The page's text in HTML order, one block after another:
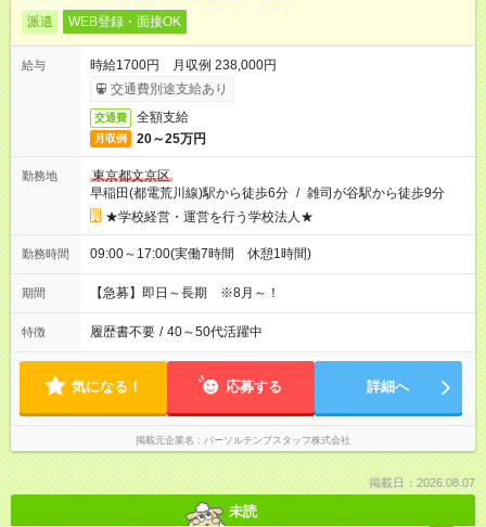
派遣 WEB登録・面接OK
給与
時給1700円 月収例 238,000円
交通費別途支給あり
交通費 全額支給
月収例 20～25万円
勤務地
東京都文京区
早稲田(都電荒川線)駅から徒歩6分 / 雑司が谷駅から徒歩9分
★学校経営・運営を行う学校法人★
勤務時間 09:00～17:00(実働7時間 休憩1時間)
期間 【急募】即日～長期 ※8月～！
特徴 履歴書不要 / 40～50代活躍中
気になる！ 応募する 詳細へ
掲載元企業名 パーソルテンプスタッフ株式会社
掲載日：2026.08.07
未読